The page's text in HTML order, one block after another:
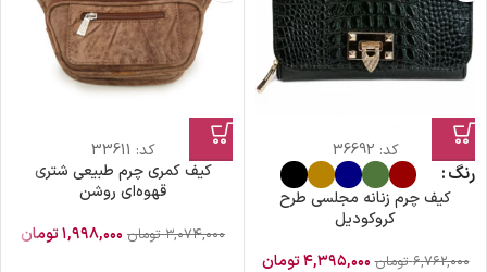
کد: 36692
رنگ
کیف چرم زنانه مجلسی طرح
کروکودیل
۶,۷۶۲,۰۰۰ تومان ۴,۳۹۵,۰۰۰تومان
کد: 33611
کیف کمری چرم طبیعی شتری
قهوه‌ای روشن
۳,۰۷۴,۰۰۰ تومان ۱,۹۹۸,۰۰۰تومان